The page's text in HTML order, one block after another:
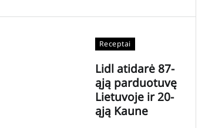
Receptai
Lidl atidarė 87-
ąją parduotuvę
Lietuvoje ir 20-
ąją Kaune